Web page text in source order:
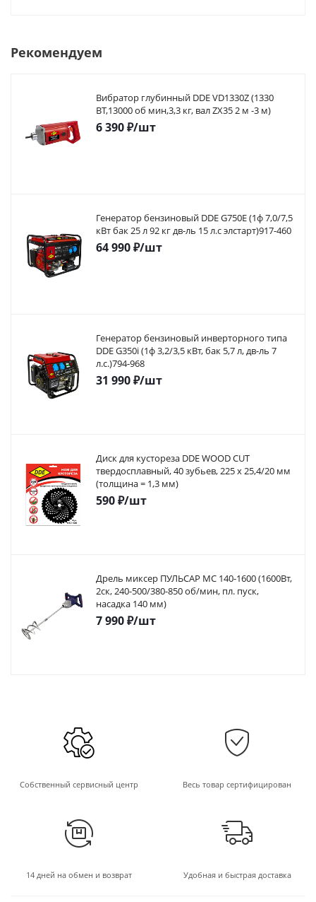
Рекомендуем
Вибратор глубинный DDE VD1330Z (1330
ВТ,13000 об мин,3,3 кг, вал ZX35 2 м -3 м)
6 390₽/шт
Генератор бензиновый DDE G750E (1ф 7,0/7,5
кВт бак 25 л 92 кг дв-ль 15 л.с элстарт)917-460
64 990₽/шт
Генератор бензиновый инверторного типа
DDE G350i (1ф 3,2/3,5 кВт, бак 5,7 л, дв-ль 7
л.с.)794-968
31 990₽/шт
Диск для кустореза DDE WOOD CUT
твердосплавный, 40 зубьев, 225 х 25,4/20 мм
(толщина = 1,3 мм)
590₽/шт
Дрель миксер ПУЛЬСАР МС 140-1600 (1600Вт,
2ск, 240-500/380-850 об/мин, пл. пуск,
насадка 140 мм)
7 990₽/шт
Собственный сервисный центр Весь товар сертифицирован
14 дней на обмен и возврат Удобная и быстрая доставка